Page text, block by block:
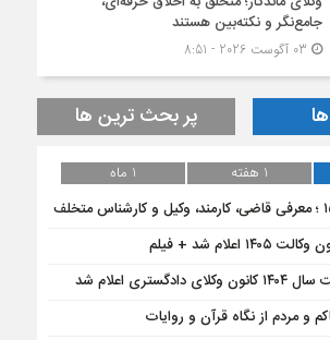
جامع‌نگر و نکته‌بین هستند
پر بحث ترین ها
1 هفته 1 ماه
شد + فیلم
اعلام شد
و مردم از نگاه قرآن و روایات